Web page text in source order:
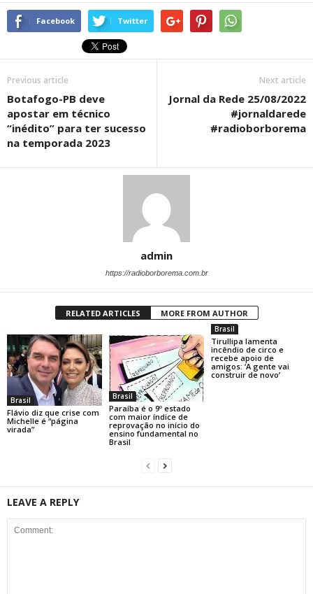
Facebook Twitter
Previous article
Botafogo-PB deve
apostar em técnico
“inédito” para ter sucesso
na temporada 2023
Next article
Jornal da Rede 25/08/2022
#jornaldarede
#radioborborema
admin
https://radioborborema.com.br
RELATED ARTICLES MORE FROM AUTHOR
Brasil
Flávio diz que crise com
Michelle é “página
virada”
Brasil
Paraíba é o 9º estado
com maior índice de
reprovação no início do
ensino fundamental no
Brasil
Brasil
Tirullipa lamenta
incêndio de circo e
recebe apoio de
amigos: ‘A gente vai
construir de novo’
LEAVE A REPLY